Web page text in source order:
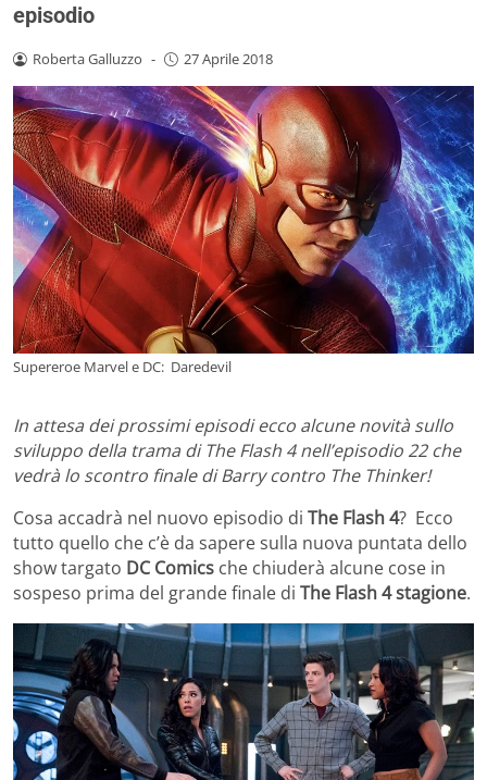
episodio
Roberta Galluzzo - 27 Aprile 2018
Supereroe Marvel e DC: Daredevil
In attesa dei prossimi episodi ecco alcune novità sullo
sviluppo della trama di The Flash 4 nell’episodio 22 che
vedrà lo scontro finale di Barry contro The Thinker!
Cosa accadrà nel nuovo episodio di The Flash 4? Ecco
tutto quello che c’è da sapere sulla nuova puntata dello
show targato DC Comics che chiuderà alcune cose in
sospeso prima del grande finale di The Flash 4 stagione.